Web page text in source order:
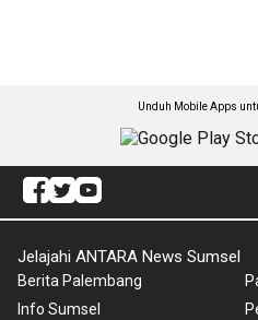
Unduh Mobile Apps
Jelajahi ANTARA News Sumsel
Berita Palembang
Info Sumsel